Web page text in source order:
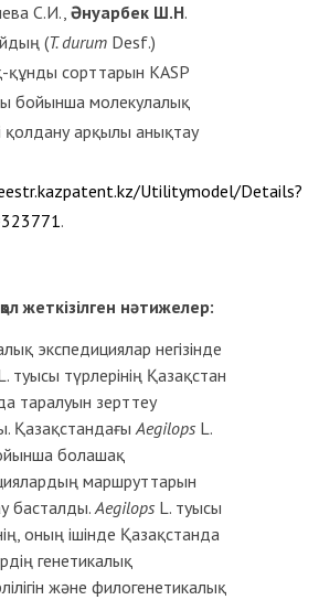
С.И., Әнуарбек Ш.Н.
(T. durum Desf.)
құнды сорттарын KASP
бойынша молекулалық
қолдану арқылы анықтау
Utilitymodel/Details?
.
жеткізілген нәтижелер:
экспедициялар негізінде
туысы түрлерінің Қазақстан
таралуын зерттеу
ҚазақстандағыAegilops L.
болашақ
маршруттарын
басталды.Aegilops L. туысы
оның ішінде Қазақстанда
генетикалық
және филогенетикалық